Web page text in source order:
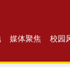
媒体聚焦 校园